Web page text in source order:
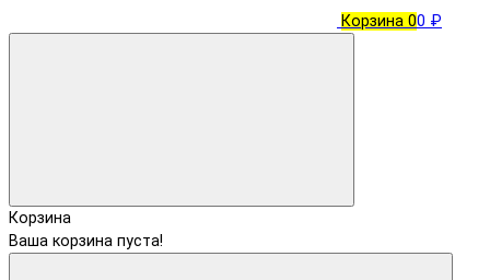
Корзина 00 ₽
Корзина
Ваша корзина пуста!